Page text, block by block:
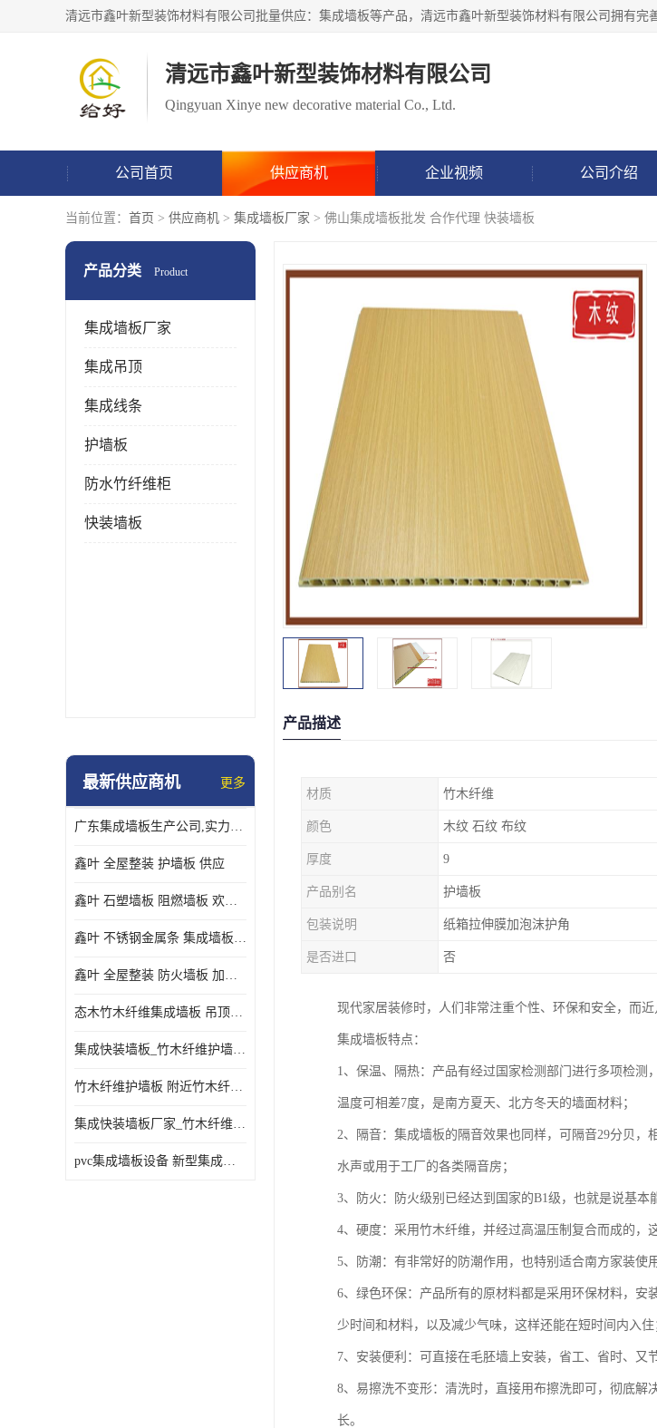
清远市鑫叶新型装饰材料有限公司
Qingyuan Xinye new decorative material Co., Ltd.
公司首页 供应商机 企业视频 公司介绍
当前位置： 首页 > 供应商机 > 集成墙板厂家 > 佛山集成墙板批发 合作代理 快装墙板
产品分类 Product
集成墙板厂家
集成吊顶
集成线条
护墙板
防水竹纤维柜
快装墙板
最新供应商机 更多
广东集成墙板生产公司,实力厂家-配送+设计+安装-没中间商
鑫叶 全屋整装 护墙板 供应
鑫叶 石塑墙板 阻燃墙板 欢迎选购
鑫叶 不锈钢金属条 集成墙板阴角线 欢迎选购
鑫叶 全屋整装 防火墙板 加工定制
态木竹木纤维集成墙板 吊顶板材 扣板快装 护墙板
集成快装墙板_竹木纤维护墙板厂家_竹木纤维集成墙板厂家
竹木纤维护墙板 附近竹木纤维集成墙板厂
集成快装墙板厂家_竹木纤维护墙板厂家_竹木纤维集成墙板厂家
pvc集成墙板设备 新型集成墙板 厂家供应
产品描述
材质 竹木纤维
颜色 木纹 石纹 布纹
厚度 9
产品别名 护墙板
包装说明 纸箱拉伸膜加泡沫护角
是否进口 否
现代家居装修时，人们非常注重个性、环保和安全，而
集成墙板特点：
1、保温、隔热：产品有经过国家检测部门进行多项检
温度可相差7度，是南方夏天、北方冬天的墙面材料；
2、隔音：集成墙板的隔音效果也同样，可隔音29分贝
水声或用于工厂的各类隔音房；
3、防火：防火级别已经达到国家的B1级，也就是说基本
4、硬度：采用竹木纤维，并经过高温压制复合而成的，
5、防潮：有非常好的防潮作用，也特别适合南方家装使
6、绿色环保：产品所有的原材料都是采用环保材料，
少时间和材料，以及减少气味，这样还能在短时间内入住
7、安装便利：可直接在毛胚墙上安装，省工、省时、又
8、易擦洗不变形：清洗时，直接用布擦洗即可，彻底
长。